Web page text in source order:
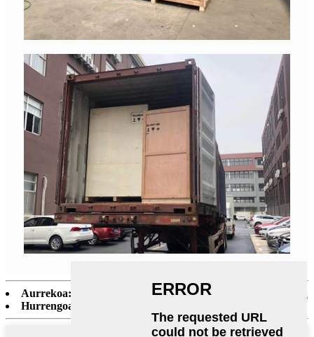
Aurrekoa:
EGCP-08A hauts-prentsa makina trinko automatikoa
Hurrengoa: